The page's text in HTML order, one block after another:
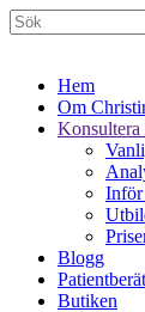
Hem
Om
Konsultera
Inför
Blogg
Butiken